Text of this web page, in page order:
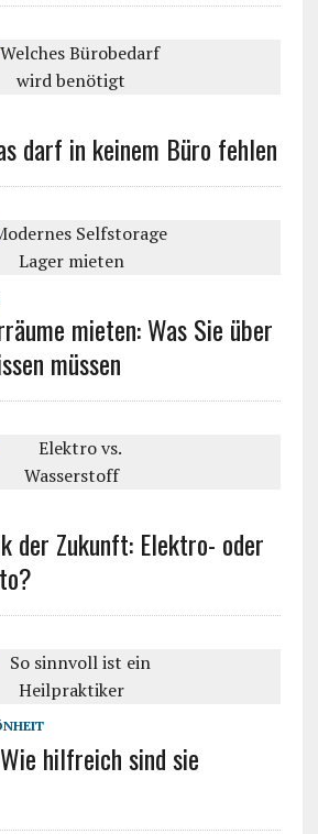
darf in keinem Büro fehlen
mieten: Was Sie über
müssen
der Zukunft: Elektro- oder
hilfreich sind sie